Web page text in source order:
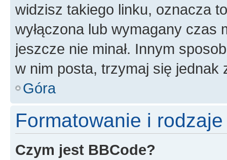
widzisz takiego linku, oznacza
wyłączona lub wymagany czas
jeszcze nie minał. Innym
w nim posta, trzymaj się jednak
Góra
Formatowanie i
Czym jest BBCode?